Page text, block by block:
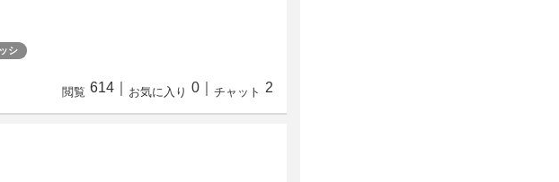
シ
閲覧 614 お気に入り 0 チャット 2